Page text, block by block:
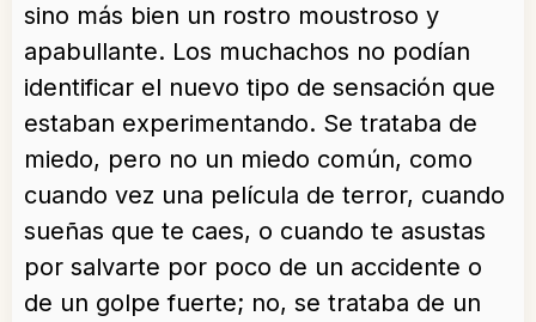
sino más bien un rostro moustroso y
apabullante. Los muchachos no podían
identificar el nuevo tipo de sensación que
estaban experimentando. Se trataba de
miedo, pero no un miedo común, como
cuando vez una película de terror, cuando
sueñas que te caes, o cuando te asustas
por salvarte por poco de un accidente o
de un golpe fuerte; no, se trataba de un